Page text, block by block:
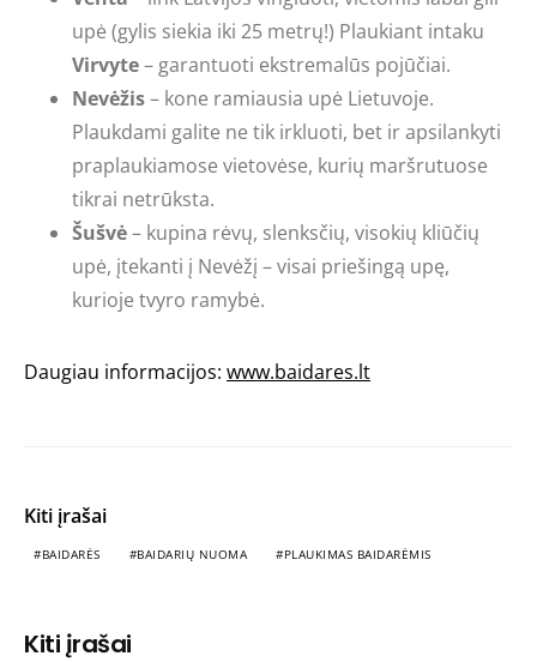
upė (gylis siekia iki 25 metrų!) Plaukiant intaku
Virvyte– garantuoti ekstremalūs pojūčiai.
Nevėžis– kone ramiausia upė Lietuvoje.
Plaukdami galite ne tik irkluoti, bet ir apsilankyti
praplaukiamose vietovėse, kurių maršrutuose
tikrai netrūksta.
Šušvė– kupina rėvų, slenksčių, visokių kliūčių
upė, įtekanti į Nevėžį – visai priešingą upę,
kurioje tvyro ramybė.
Daugiau informacijos: www.baidares.lt
Kiti įrašai
BAIDARĖS BAIDARIŲ NUOMA PLAUKIMAS BAIDARĖMIS
Kiti įrašai